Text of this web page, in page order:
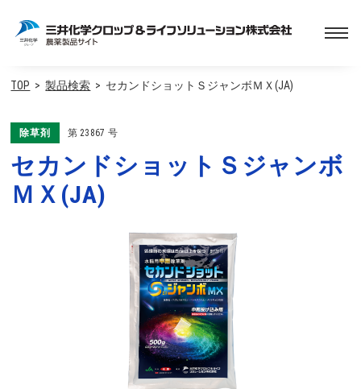
TOP 製品検索 セカンドショットＳジャンボＭＸ(JA)
除草剤 第 23867 号
セカンドショットＳジャンボ
ＭＸ(JA)